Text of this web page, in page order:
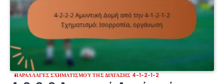
ΠΑΡΑΛΛΑΓΈΣ ΣΧΗΜΑΤΙΣΜΟΎ ΤΗΣ ΔΙΆΤΑΞΗΣ 4-1-2-1-2